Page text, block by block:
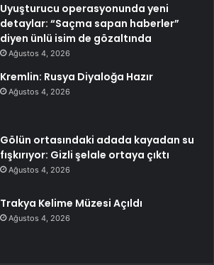
Uyuşturucu operasyonunda yeni
detaylar: “Saçma sapan haberler”
diyen ünlü isim de gözaltında
Ağustos 4, 2026
Kremlin: Rusya Diyaloğa Hazır
Ağustos 4, 2026
Gölün ortasındaki adada kayadan su
fışkırıyor: Gizli şelale ortaya çıktı
Ağustos 4, 2026
Trakya Kelime Müzesi Açıldı
Ağustos 4, 2026